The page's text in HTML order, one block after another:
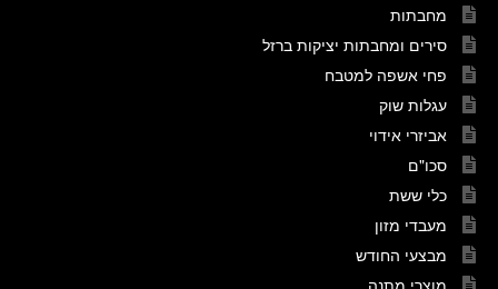
מחבתות
סירים ומחבתות יציקות ברזל
פחי אשפה למטבח
עגלות שוק
אביזרי אידוי
סכו"ם
כלי ששת
מעבדי מזון
מבצעי החודש